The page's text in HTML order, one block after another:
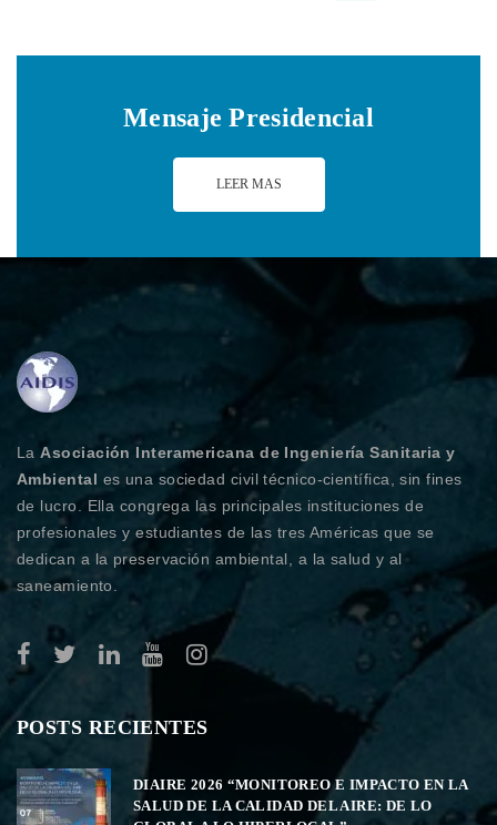
Mensaje Presidencial
LEER MAS
LaAsociación Interamericana de Ingeniería Sanitaria y
Ambiental es una sociedad civil técnico-científica, sin fines
de lucro. Ella congrega las principales instituciones de
profesionales y estudiantes de las tres Américas que se
dedican a la preservación ambiental, a la salud y al
saneamiento.
POSTS RECIENTES
DIAIRE 2026 “MONITOREO E IMPACTO EN LA
SALUD DE LA CALIDAD DEL AIRE: DE LO